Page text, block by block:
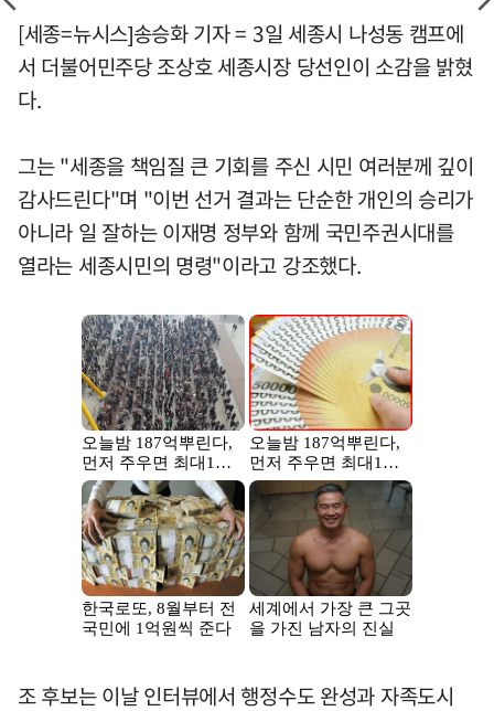
[세종=뉴시스]송승화 기자 = 3일 세종시 나성동 캠프에
서 더불어민주당 조상호 세종시장 당선인이 소감을 밝혔
다.
그는 "세종을 책임질 큰 기회를 주신 시민 여러분께 깊이
감사드린다"며 "이번 선거 결과는 단순한 개인의 승리가
아니라 일 잘하는 이재명 정부와 함께 국민주권시대를
열라는 세종시민의 명령"이라고 강조했다.
조 후보는 이날 인터뷰에서 행정수도 완성과 자족도시